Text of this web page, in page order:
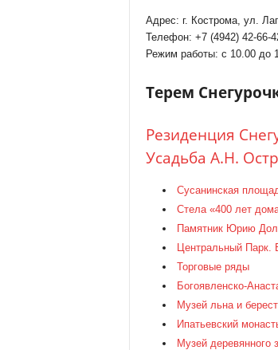
Адрес: г. Кострома, ул.
Телефон: +7 (4942) 42-66-
Режим работы: с 10.00 до
Терем
Резиденция
Усадьба А.Н.
Сусанинская
Стела «400 лет
Памятник Юрию
Центральный Парк.
Торговые ряды
Богоявленско-
Музей льна и
Ипатьевский
Музей деревянного